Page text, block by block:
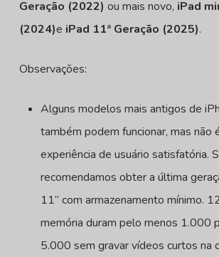
Geração (2022) ou mais novo, iPad
(2024)e iPad 11ª Geração (2025).
Observações:
Alguns modelos mais antigos de
também podem funcionar, mas não
experiência de usuário satisfatória.
recomendamos obter a última
11” com armazenamento mínimo.
memória duram pelo menos 1.000
5.000 sem gravar vídeos curtos na